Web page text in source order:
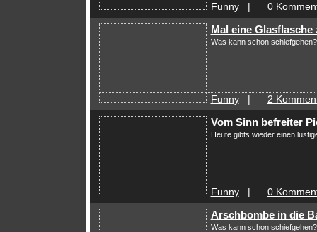
Funny| 0
Mal eine Glasflasche
Was kann schon schiefgehen?
Funny| 2
Vom Sinn befreiter
Heute gibts wieder einen
Funny| 0
Arschbombe in die
Was kann schon schiefgehen?